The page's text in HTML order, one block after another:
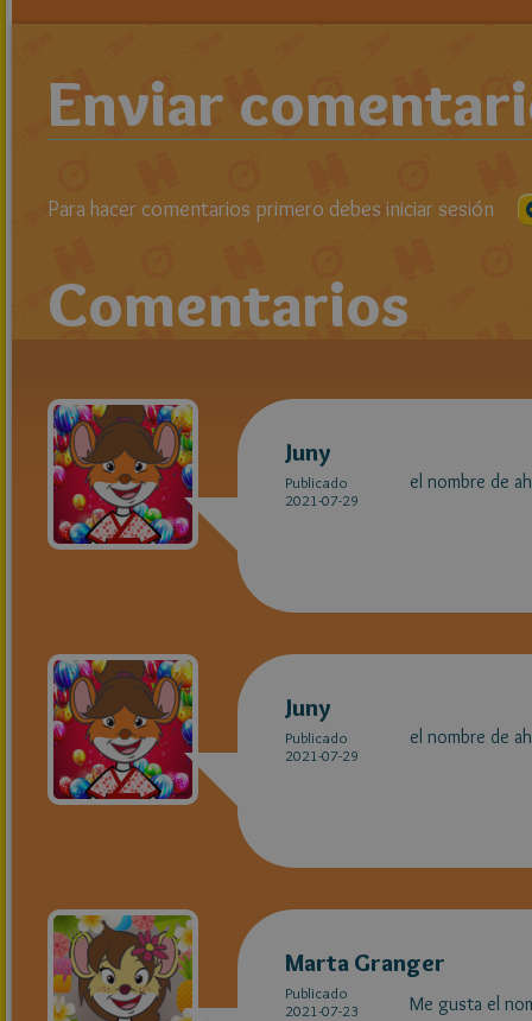
Enviar
Para hacer comentarios primero debes iniciar sesión
Comentarios
Juny
Publicado
2021-07-29
el nombre de
Juny
Publicado
2021-07-29
el nombre de
Marta Granger
Publicado
2021-07-23
Me gusta el